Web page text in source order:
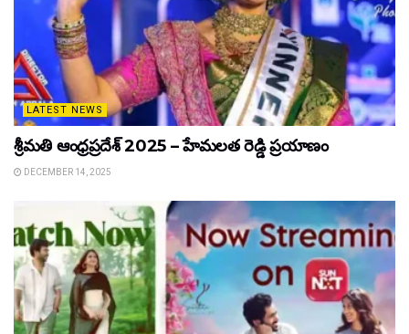
LATEST NEWS
శ్రీమతి ఆంధ్రప్రదేశ్ 2025 – హేమలత రెడ్డి ప్రయాణం
DECEMBER 14, 2025